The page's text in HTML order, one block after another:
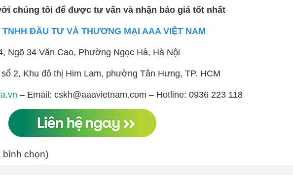
chúng tôi để được tư vấn và nhận báo giá tốt nhất
TNHH ĐẦU TƯ VÀ THƯƠNG MẠI AAA VIỆT NAM
Ngõ 34 Văn Cao, Phường Ngọc Hà, Hà Nội
2, Khu đô thị Him Lam, phường Tân Hưng, TP. HCM
– Email: cskh@aaavietnam.com – Hotline: 0936 223 118
bình chọn)